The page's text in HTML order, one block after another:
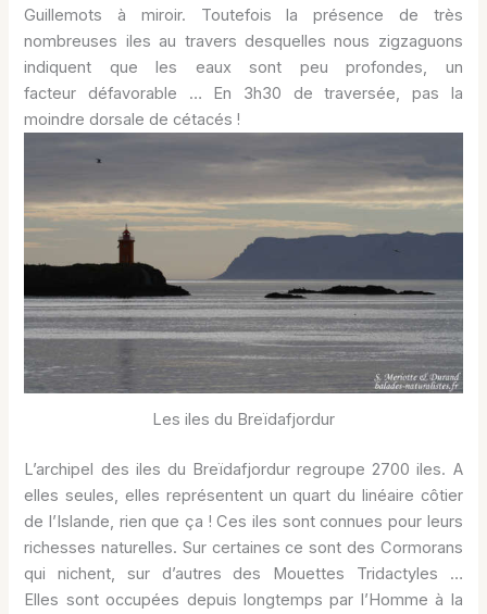
Guillemots à miroir. Toutefois la présence de très
nombreuses iles au travers desquelles nous zigzaguons
indiquent que les eaux sont peu profondes, un
facteur défavorable … En 3h30 de traversée, pas la
moindre dorsale de cétacés !
Les iles du Breïdafjordur
L’archipel des iles du Breïdafjordur regroupe 2700 iles. A
elles seules, elles représentent un quart du linéaire côtier
de l’Islande, rien que ça ! Ces iles sont connues pour leurs
richesses naturelles. Sur certaines ce sont des Cormorans
qui nichent, sur d’autres des Mouettes Tridactyles …
Elles sont occupées depuis longtemps par l’Homme à la